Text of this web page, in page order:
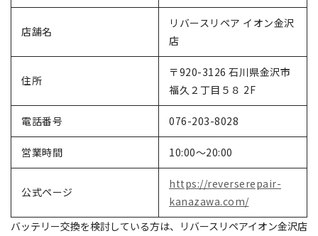
店舗名
リバースリペア イオン金沢
店
住所
〒920-3126 石川県金沢市
福久２丁目５８ 2F
電話番号 076-203-8028
営業時間 10:00～20:00
公式ページ
https://reverserepair-
kanazawa.com/
バッテリー交換を検討している方は、リバースリペアイオン金沢店